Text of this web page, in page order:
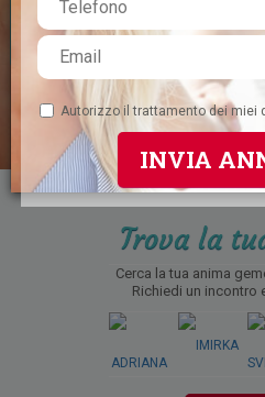
CERCO DONNA
Trova la
Cerca la tua anima
Richiedi un incontro
Autorizzo il trattamento dei miei
INVIA